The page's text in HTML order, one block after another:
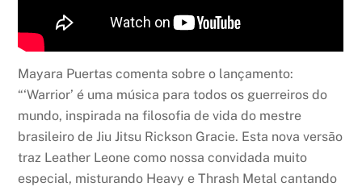
Mayara Puertas comenta sobre o lançamento:
“‘Warrior’ é uma música para todos os guerreiros do
mundo, inspirada na filosofia de vida do mestre
brasileiro de Jiu Jitsu Rickson Gracie. Esta nova versão
traz Leather Leone como nossa convidada muito
especial, misturando Heavy e Thrash Metal cantando